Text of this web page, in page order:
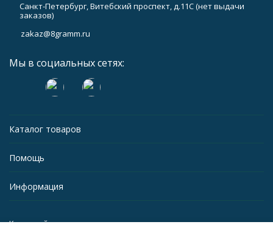
Санкт-Петербург, Витебский проспект, д.11С (нет выдачи
заказов)
zakaz@8gramm.ru
Мы в социальных сетях:
Каталог товаров
Помощь
Информация
Карта сайта